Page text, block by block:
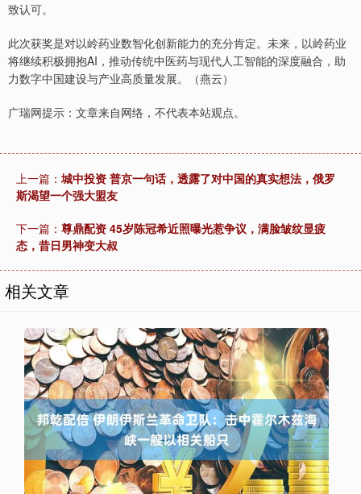
致认可。
此次获奖是对以岭药业数智化创新能力的充分肯定。未来，以岭药业
将继续积极拥抱AI，推动传统中医药与现代人工智能的深度融合，助
力数字中国建设与产业高质量发展。（燕云）
广瑞网提示：文章来自网络，不代表本站观点。
上一篇： 城中投资 普京一句话，透露了对中国的真实想法，俄罗
斯渴望一个强大盟友
下一篇： 尊鼎配资 45岁陈冠希近照曝光惹争议，满脸皱纹显疲
态，昔日男神变大叔
相关文章